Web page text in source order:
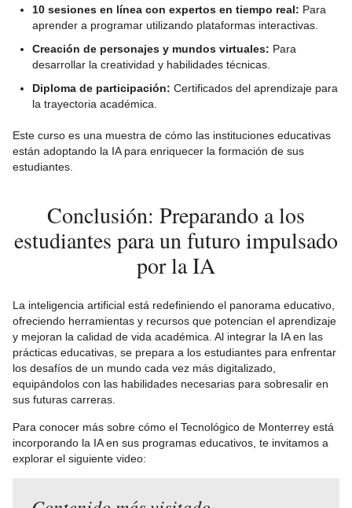
10 sesiones en línea con expertos en tiempo real: Para
aprender a programar utilizando plataformas interactivas.
Creación de personajes y mundos virtuales: Para
desarrollar la creatividad y habilidades técnicas.
Diploma de participación: Certificados del aprendizaje para
la trayectoria académica.
Este curso es una muestra de cómo las instituciones educativas
están adoptando la IA para enriquecer la formación de sus
estudiantes.
Conclusión: Preparando a los
estudiantes para un futuro impulsado
por la IA
La inteligencia artificial está redefiniendo el panorama educativo,
ofreciendo herramientas y recursos que potencian el aprendizaje
y mejoran la calidad de vida académica. Al integrar la IA en las
prácticas educativas, se prepara a los estudiantes para enfrentar
los desafíos de un mundo cada vez más digitalizado,
equipándolos con las habilidades necesarias para sobresalir en
sus futuras carreras.
Para conocer más sobre cómo el Tecnológico de Monterrey está
incorporando la IA en sus programas educativos, te invitamos a
explorar el siguiente video: